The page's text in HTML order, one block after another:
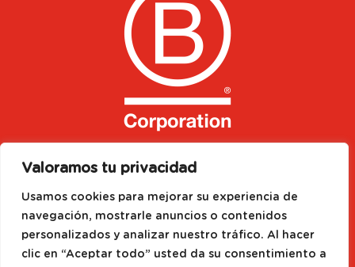
Valoramos tu privacidad
Usamos cookies para mejorar su experiencia de
navegación, mostrarle anuncios o contenidos
personalizados y analizar nuestro tráfico. Al hacer
clic en “Aceptar todo” usted da su consentimiento a